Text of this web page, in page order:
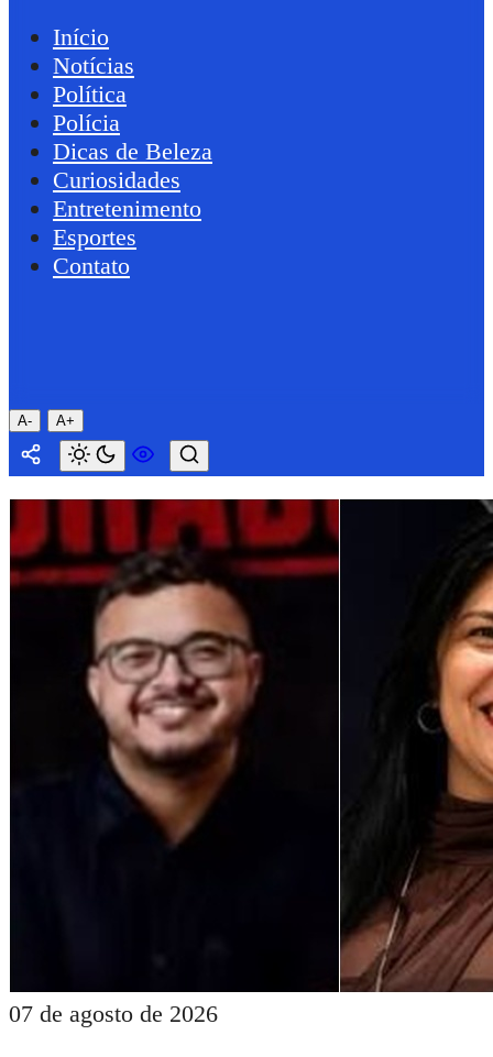
Início
Notícias
Política
Polícia
Dicas de Beleza
Curiosidades
Entretenimento
Esportes
Contato
A- A+
07 de agosto de 2026